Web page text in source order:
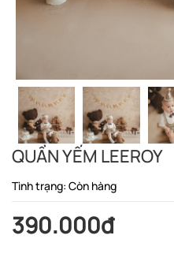
QUẦN YẾM LEEROY
Tình trạng: Còn hàng
390.000đ